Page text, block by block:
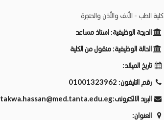
كلية الطب - الأنف والأذن والحنجرة
الدرجة الوظيفية:استاذ مساعد
الحالة الوظيفية:منقول من الكلية
تاريخ الميلاد:
رقم التليفون: 01001323962
البريد الالكترونى:takwa.hassan@med.tanta.edu.eg
العنوان: